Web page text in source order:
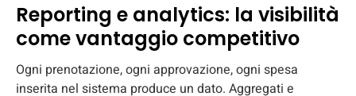
Reporting e analytics: la visibilità
come vantaggio competitivo
Ogni prenotazione, ogni approvazione, ogni spesa
inserita nel sistema produce un dato. Aggregati e